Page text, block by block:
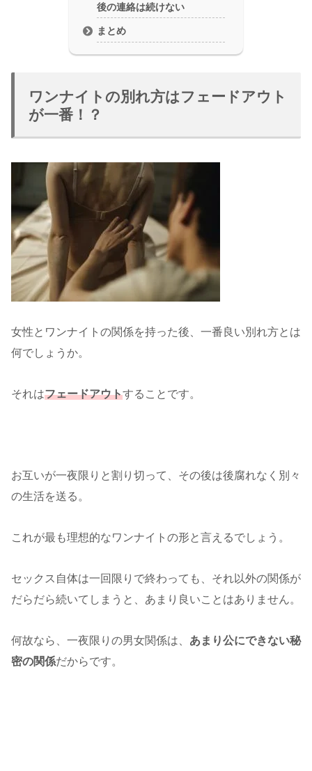
後の連絡は続けない
まとめ
ワンナイトの別れ方はフェードアウト
が一番！？
女性とワンナイトの関係を持った後、一番良い別れ方とは
何でしょうか。
それはフェードアウトすることです。
お互いが一夜限りと割り切って、その後は後腐れなく別々
の生活を送る。
これが最も理想的なワンナイトの形と言えるでしょう。
セックス自体は一回限りで終わっても、それ以外の関係が
だらだら続いてしまうと、あまり良いことはありません。
何故なら、一夜限りの男女関係は、 あまり公にできない秘
密の関係だからです。